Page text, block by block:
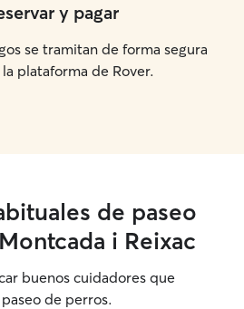
y pagar
se tramitan de forma segura
plataforma de Rover.
de paseo
i Reixac
buenos cuidadores que
de perros.